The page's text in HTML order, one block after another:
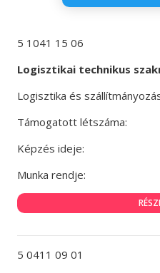
5 1041 15 06
Logisztikai technikus
Logisztika és
Támogatott létszáma:
Képzés ideje:
Munka rendje:
5 0411 09 01